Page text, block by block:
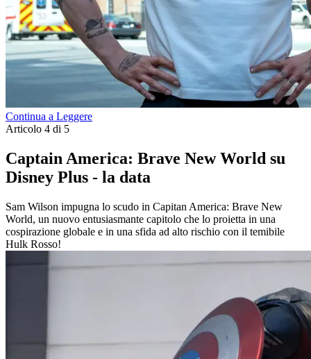
Continua a Leggere
Articolo 4 di 5
Captain America: Brave New World su
Disney Plus - la data
Sam Wilson impugna lo scudo in Capitan America: Brave New
World, un nuovo entusiasmante capitolo che lo proietta in una
cospirazione globale e in una sfida ad alto rischio con il temibile
Hulk Rosso!